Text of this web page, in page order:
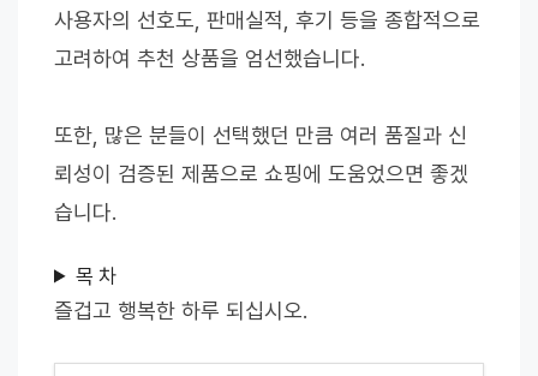
사용자의 선호도, 판매실적, 후기 등을 종합적으로
고려하여 추천 상품을 엄선했습니다.
또한, 많은 분들이 선택했던 만큼 여러 품질과 신
뢰성이 검증된 제품으로 쇼핑에 도움었으면 좋겠
습니다.
목 차
즐겁고 행복한 하루 되십시오.